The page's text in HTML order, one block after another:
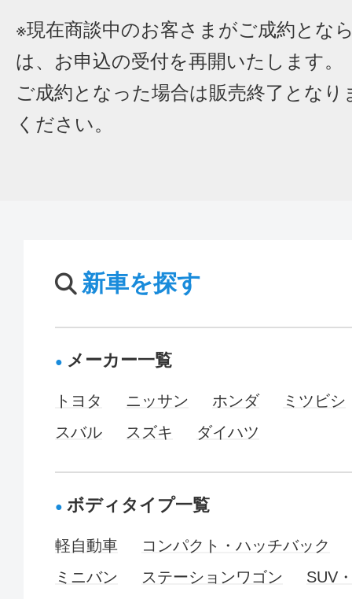
※現在商談中のお客さまがご成約とな
は、お申込の受付を再開いたします。
ご成約となった場合は販売終了となり
ください。
新車を探す
メーカー一覧
トヨタ ニッサン ホンダ
ミツビシ
スバル
スズキ ダイハツ
ボディタイプ一覧
軽自動車
コンパクト・ハッチバック
ミニバン
ステーションワゴン
SUV